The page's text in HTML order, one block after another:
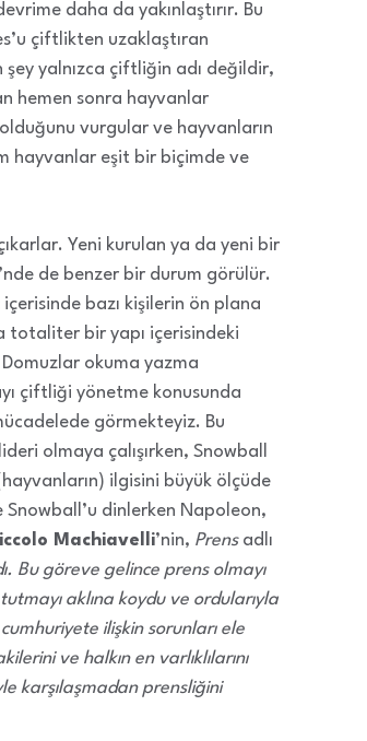
daha da yakınlaştırır. Bu
çiftlikten uzaklaştıran
yalnızca çiftliğin adı değildir,
hemen sonra hayvanlar
vurgular ve hayvanların
hayvanlar eşit bir biçimde ve
Yeni kurulan ya da yeni bir
de benzer bir durum görülür.
bazı kişilerin ön plana
totaliter bir yapı içerisindeki
okuma yazma
çiftliği yönetme konusunda
görmekteyiz. Bu
olmaya çalışırken, Snowball
ilgisini büyük ölçüde
dinlerken Napoleon,
Machiavelli’nin, Prensadlı
Bu göreve gelince prens olmayı
aklına koydu ve ordularıyla
ilişkin sorunları ele
ve halkın en varlıklılarını
karşılaşmadan prensliğini